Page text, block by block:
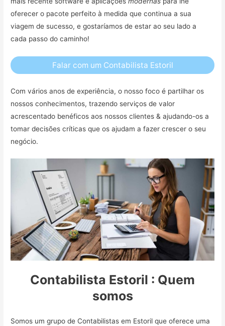
oferecer o pacote perfeito à medida que continua a sua
viagem de sucesso, e gostaríamos de estar ao seu lado a
cada passo do caminho!
Falar com um Contabilista Estoril
Com vários anos de experiência, o nosso foco é partilhar os
nossos conhecimentos, trazendo serviços de valor
acrescentado benéficos aos nossos clientes & ajudando-os a
tomar decisões críticas que os ajudam a fazer crescer o seu
negócio.
Contabilista Estoril : Quem
somos
Somos um grupo de Contabilistas em Estoril que oferece uma